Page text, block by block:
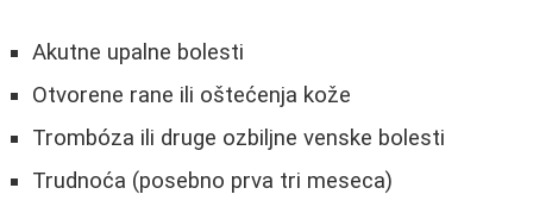
Akutne upalne bolesti
Otvorene rane ili oštećenja kože
Trombóza ili druge ozbiljne venske bolesti
Trudnoća (posebno prva tri meseca)